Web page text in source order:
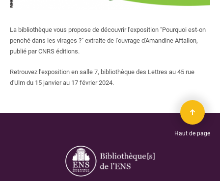
La bibliothèque vous propose de découvrir l'exposition "Pourquoi est-on
penché dans les virages ?" extraite de l'ouvrage d'Amandine Aftalion,
publié par CNRS éditions.
Retrouvez l'exposition en salle 7, bibliothèque des Lettres au 45 rue
d'Ulm du 15 janvier au 17 février 2024.
Haut de page